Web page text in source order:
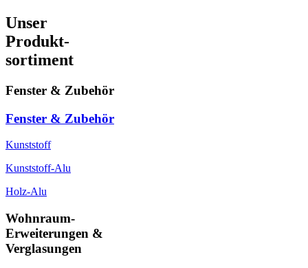
Unser
Produkt-
sortiment
Fenster & Zubehör
Fenster & Zubehör
Kunststoff
Kunststoff-Alu
Holz-Alu
Wohnraum-
Erweiterungen &
Verglasungen